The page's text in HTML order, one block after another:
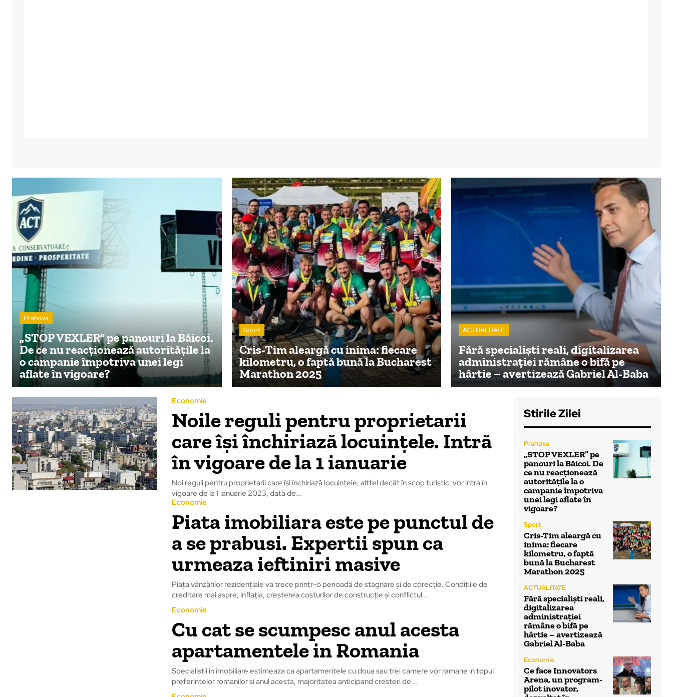
Prahova
„STOP VEXLER” pe panouri la Băicoi.
De ce nu reacționează autoritățile la
o campanie împotriva unei legi
aflate în vigoare?
Sport
Cris-Tim aleargă cu inima: fiecare
kilometru, o faptă bună la Bucharest
Marathon 2025
ACTUALITATE
Fără specialiști reali, digitalizarea
administrației rămâne o bifă pe
hârtie – avertizează Gabriel Al-Baba
Economie
Noile reguli pentru proprietarii
care își închiriază locuințele. Intră
în vigoare de la 1 ianuarie
Noi reguli pentru proprietarii care își închiriază locuințele, altfel decât în scop turistic, vor intra în
vigoare de la 1 ianuarie 2023, dată de...
Economie
Piata imobiliara este pe punctul de
a se prabusi. Expertii spun ca
urmeaza ieftiniri masive
Piața vânzărilor rezidențiale va trece printr-o perioadă de stagnare și de corecție. Condițiile de
creditare mai aspre, inflația, creșterea costurilor de construcție și conflictul...
Economie
Cu cat se scumpesc anul acesta
apartamentele in Romania
Specialistii in imobiliare estimeaza ca apartamentele cu doua sau trei camere vor ramane in topul
preferintelor romanilor si anul acesta, majoritatea anticipand cresteri de...
Stirile Zilei
Prahova
„STOP VEXLER” pe
panouri la Băicoi. De
ce nu reacționează
autoritățile la o
campanie împotriva
unei legi aflate în
vigoare?
Sport
Cris-Tim aleargă cu
inima: fiecare
kilometru, o faptă
bună la Bucharest
Marathon 2025
ACTUALITATE
Fără specialiști reali,
digitalizarea
administrației
rămâne o bifă pe
hârtie – avertizează
Gabriel Al-Baba
Economie
Ce face Innovators
Arena, un program-
pilot inovator,